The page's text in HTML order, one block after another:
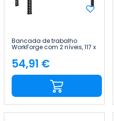
Bancada de trabalho
WorkForge com 2 níveis, 117 x
Preço
54,91 €